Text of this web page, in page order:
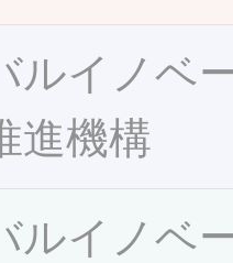
ルイノベ
進機構
ルイノベ